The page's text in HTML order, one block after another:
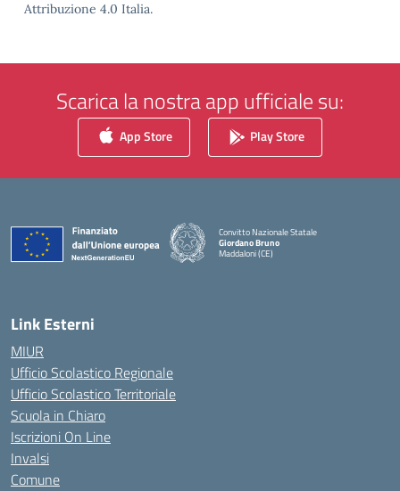
Attribuzione 4.0 Italia.
Scarica la nostra app ufficiale su:
App Store Play Store
Convitto Nazionale Statale
Giordano Bruno
Maddaloni (CE)
Link Esterni
MIUR
Ufficio Scolastico Regionale
Ufficio Scolastico Territoriale
Scuola in Chiaro
Iscrizioni On Line
Invalsi
Comune